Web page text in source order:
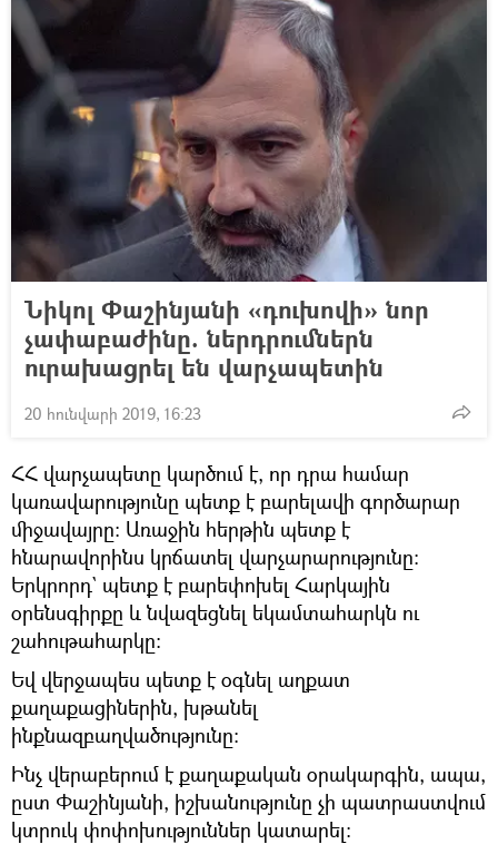
Նիկոլ Փաշինյանի «դուխովի» նոր
չափաբաժինը. ներդրումներն
ուրախացրել են վարչապետին
20 հունվարի 2019, 16:23
ՀՀ վարչապետը կարծում է, որ դրա համար
կառավարությունը պետք է բարելավի գործարար
միջավայրը։ Առաջին հերթին պետք է
հնարավորինս կրճատել վարչարարությունը։
Երկրորդ` պետք է բարեփոխել Հարկային
օրենսգիրքը և նվազեցնել եկամտահարկն ու
շահութահարկը։
Եվ վերջապես պետք է օգնել աղքատ
քաղաքացիներին, խթանել
ինքնազբաղվածությունը։
Ինչ վերաբերում է քաղաքական օրակարգին, ապա,
ըստ Փաշինյանի, իշխանությունը չի պատրաստվում
կտրուկ փոփոխություններ կատարել։